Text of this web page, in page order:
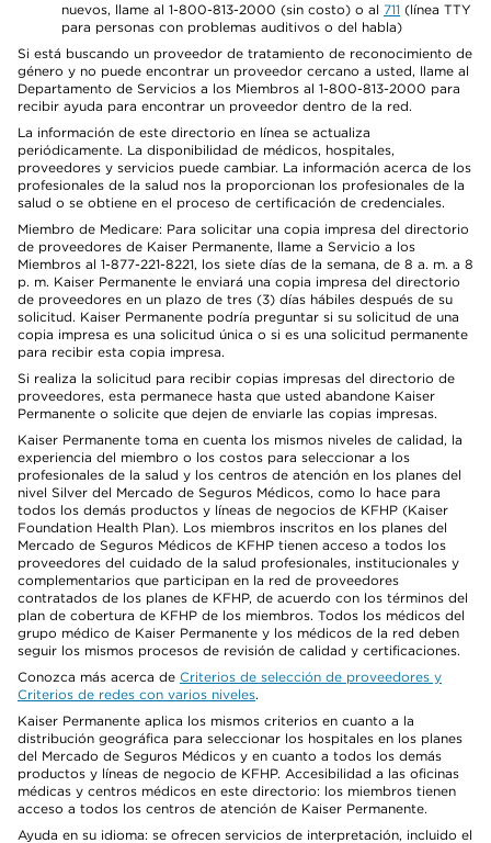
nuevos, llame al 1-800-813-2000 (sin costo) o al 711 (línea TTY
para personas con problemas auditivos o del habla)
Si está buscando un proveedor de tratamiento de reconocimiento de
género y no puede encontrar un proveedor cercano a usted, llame al
Departamento de Servicios a los Miembros al 1-800-813-2000 para
recibir ayuda para encontrar un proveedor dentro de la red.
La información de este directorio en línea se actualiza
periódicamente. La disponibilidad de médicos, hospitales,
proveedores y servicios puede cambiar. La información acerca de los
profesionales de la salud nos la proporcionan los profesionales de la
salud o se obtiene en el proceso de certificación de credenciales.
Miembro de Medicare: Para solicitar una copia impresa del directorio
de proveedores de Kaiser Permanente, llame a Servicio a los
Miembros al 1-877-221-8221, los siete días de la semana, de 8 a. m. a 8
p. m. Kaiser Permanente le enviará una copia impresa del directorio
de proveedores en un plazo de tres (3) días hábiles después de su
solicitud. Kaiser Permanente podría preguntar si su solicitud de una
copia impresa es una solicitud única o si es una solicitud permanente
para recibir esta copia impresa.
Si realiza la solicitud para recibir copias impresas del directorio de
proveedores, esta permanece hasta que usted abandone Kaiser
Permanente o solicite que dejen de enviarle las copias impresas.
Kaiser Permanente toma en cuenta los mismos niveles de calidad, la
experiencia del miembro o los costos para seleccionar a los
profesionales de la salud y los centros de atención en los planes del
nivel Silver del Mercado de Seguros Médicos, como lo hace para
todos los demás productos y líneas de negocios de KFHP (Kaiser
Foundation Health Plan). Los miembros inscritos en los planes del
Mercado de Seguros Médicos de KFHP tienen acceso a todos los
proveedores del cuidado de la salud profesionales, institucionales y
complementarios que participan en la red de proveedores
contratados de los planes de KFHP, de acuerdo con los términos del
plan de cobertura de KFHP de los miembros. Todos los médicos del
grupo médico de Kaiser Permanente y los médicos de la red deben
seguir los mismos procesos de revisión de calidad y certificaciones.
Conozca más acerca de Criterios de selección de proveedores y
Criterios de redes con varios niveles.
Kaiser Permanente aplica los mismos criterios en cuanto a la
distribución geográfica para seleccionar los hospitales en los planes
del Mercado de Seguros Médicos y en cuanto a todos los demás
productos y líneas de negocio de KFHP. Accesibilidad a las oficinas
médicas y centros médicos en este directorio: los miembros tienen
acceso a todos los centros de atención de Kaiser Permanente.
Ayuda en su idioma: se ofrecen servicios de interpretación, incluido el